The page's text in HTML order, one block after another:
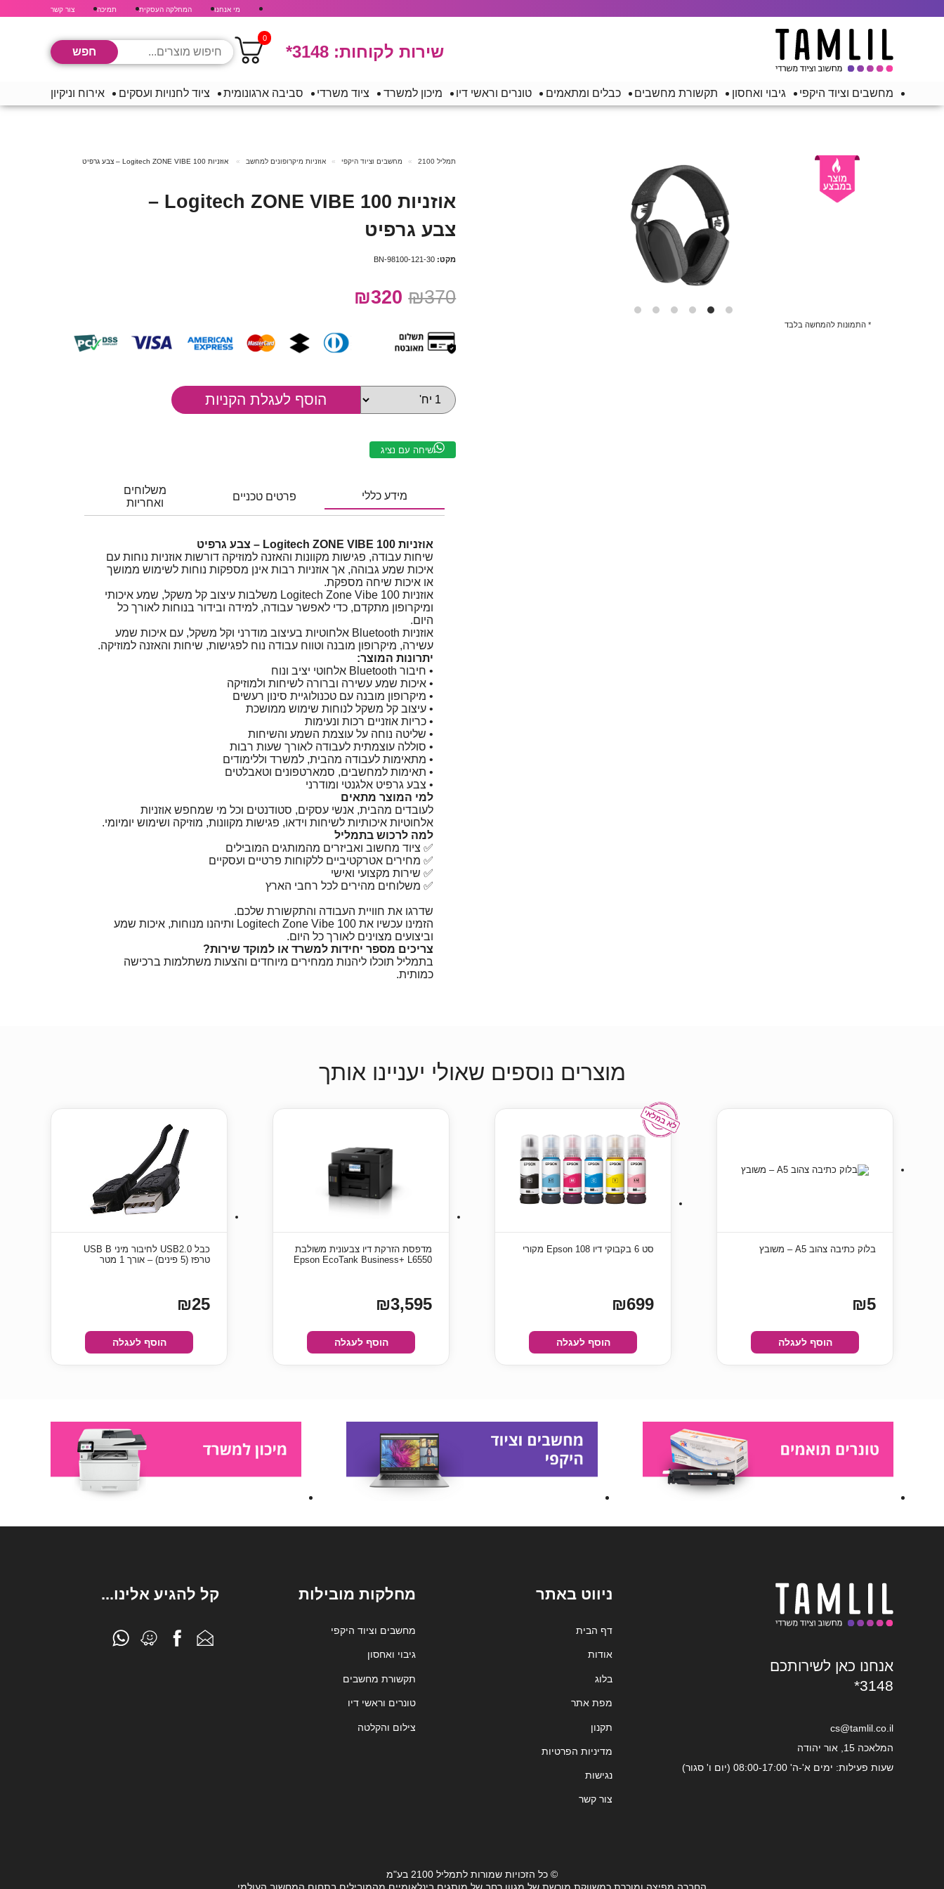
מי אנחנו המחלקה העסקית תמיכה צור קשר
שירות לקוחות: *3148
0
מחשבים וציוד היקפי גיבוי ואחסון תקשורת מחשבים כבלים ומתאמים טונרים וראשי דיו מיכון למשרד ציוד משרדי סביבה ארגונומית ציוד לחנויות ועסקים אירוח וניקיון
* התמונות להמחשה בלבד
תמליל 2100 מחשבים וציוד היקפי אוזניות מיקרופונים למחשב אוזניות Logitech ZONE VIBE 100 – צבע גרפיט
אוזניות Logitech ZONE VIBE 100 –
צבע גרפיט
מקט: BN-98100-121-30
₪370
₪320
שיחה עם נציג
מידע כללי פרטים טכניים
משלוחים
ואחריות
אוזניות Logitech ZONE VIBE 100 – צבע גרפיט
שיחות עבודה, פגישות מקוונות והאזנה למוזיקה דורשות אוזניות נוחות עם
איכות שמע גבוהה, אך אוזניות רבות אינן מספקות נוחות לשימוש ממושך
או איכות שיחה מספקת.
אוזניות Logitech Zone Vibe 100 משלבות עיצוב קל משקל, שמע איכותי
ומיקרופון מתקדם, כדי לאפשר עבודה, למידה ובידור בנוחות לאורך כל
היום.
אוזניות Bluetooth אלחוטיות בעיצוב מודרני וקל משקל, עם איכות שמע
עשירה, מיקרופון מובנה וטווח עבודה נוח לפגישות, שיחות והאזנה למוזיקה.
יתרונות המוצר:
• חיבור Bluetooth אלחוטי יציב ונוח
• איכות שמע עשירה וברורה לשיחות ולמוזיקה
• מיקרופון מובנה עם טכנולוגיית סינון רעשים
• עיצוב קל משקל לנוחות שימוש ממושכת
• כריות אוזניים רכות ונעימות
• שליטה נוחה על עוצמת השמע והשיחות
• סוללה עוצמתית לעבודה לאורך שעות רבות
• מתאימות לעבודה מהבית, למשרד וללימודים
• תאימות למחשבים, סמארטפונים וטאבלטים
• צבע גרפיט אלגנטי ומודרני
למי המוצר מתאים
לעובדים מהבית, אנשי עסקים, סטודנטים וכל מי שמחפש אוזניות
אלחוטיות איכותיות לשיחות וידאו, פגישות מקוונות, מוזיקה ושימוש יומיומי.
למה לרכוש בתמליל
✅ ציוד מחשוב ואביזרים מהמותגים המובילים
✅ מחירים אטרקטיביים ללקוחות פרטיים ועסקיים
✅ שירות מקצועי ואישי
✅ משלוחים מהירים לכל רחבי הארץ
שדרגו את חוויית העבודה והתקשורת שלכם.
הזמינו עכשיו את Logitech Zone Vibe 100 ותיהנו מנוחות, איכות שמע
וביצועים מצוינים לאורך כל היום.
צריכים מספר יחידות למשרד או למוקד שירות?
בתמליל תוכלו ליהנות ממחירים מיוחדים והצעות משתלמות ברכישה
כמותית.
מוצרים נוספים שאולי יעניינו אותך
בלוק כתיבה צהוב A5 – משובץ
₪5
הוסף לעגלה
סט 6 בקבוקי דיו Epson 108 מקורי
₪699
הוסף לעגלה
מדפסת ‏הזרקת דיו צבעונית משולבת
₪3,595
הוסף לעגלה
כבל USB2.0 לחיבור מיני USB B
טרפז (5 פינים) – אורך 1 מטר
₪25
הוסף לעגלה
אנחנו כאן לשירותכם
*3148
cs@tamlil.co.il
המלאכה 15, אור יהודה
שעות פעילות: ימים א'-ה' 08:00-17:00 (יום ו' סגור)
ניווט באתר
דף הבית
אודות
בלוג
מפת אתר
תקנון
מדיניות הפרטיות
נגישות
צור קשר
מחלקות מובילות
מחשבים וציוד היקפי
גיבוי ואחסון
תקשורת מחשבים
טונרים וראשי דיו
צילום והקלטה
קל להגיע אלינו...
© כל הזכויות שמורות לתמליל 2100 בע"מ